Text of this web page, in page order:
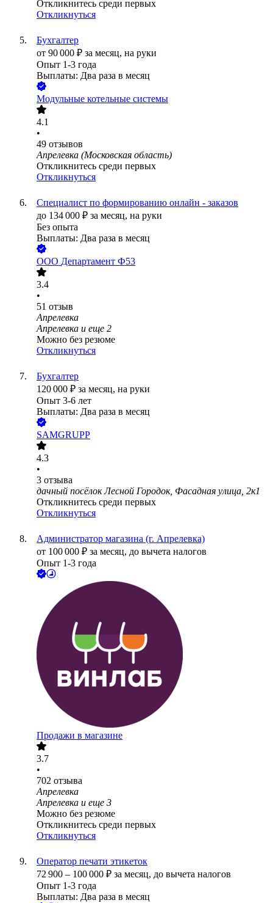
Откликнитесь среди первых
Откликнуться
Бухгалтер
от 90 000 ₽ за месяц, на руки
Опыт 1-3 года
Выплаты: Два раза в месяц
Модульные котельные системы
4.1
•
49 отзывов
Апрелевка (Московская область)
Откликнитесь среди первых
Откликнуться
Специалист по формированию онлайн - заказов
до 134 000 ₽ за месяц, на руки
Без опыта
Выплаты: Два раза в месяц
ООО Департамент Ф53
3.4
•
51 отзыв
Апрелевка
Апрелевка и еще 2
Можно без резюме
Откликнуться
Бухгалтер
120 000 ₽ за месяц, на руки
Опыт 3-6 лет
Выплаты: Два раза в месяц
SAMGRUPP
4.3
•
3 отзыва
дачный посёлок Лесной Городок, Фасадная улица, 2к1
Откликнитесь среди первых
Откликнуться
Администратор магазина (г. Апрелевка)
от 100 000 ₽ за месяц, до вычета налогов
Опыт 1-3 года
Продажи в магазине
3.7
•
702 отзыва
Апрелевка
Апрелевка и еще 3
Можно без резюме
Откликнитесь среди первых
Откликнуться
Оператор печати этикеток
72 900 – 100 000 ₽ за месяц, до вычета налогов
Опыт 1-3 года
Выплаты: Два раза в месяц